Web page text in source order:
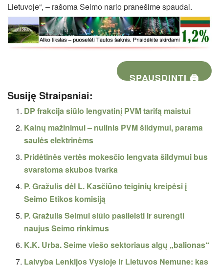
Lietuvoje“, – rašoma Seimo nario pranešime spaudai.
SPAUSDINTI 🖨
Susiję Straipsniai:
DP frakcija siūlo lengvatinį PVM tarifą maistui
Kainų mažinimui – nulinis PVM šildymui, parama
saulės elektrinėms
Pridėtinės vertės mokesčio lengvata šildymui bus
svarstoma skubos tvarka
P. Gražulis dėl L. Kasčiūno teiginių kreipėsi į
Seimo Etikos komisiją
P. Gražulis Seimui siūlo pasileisti ir surengti
naujus Seimo rinkimus
K.K. Urba. Seime viešo sektoriaus algų „balionas“
Laivyba Lenkijos Vysloje ir Lietuvos Nemune: kas